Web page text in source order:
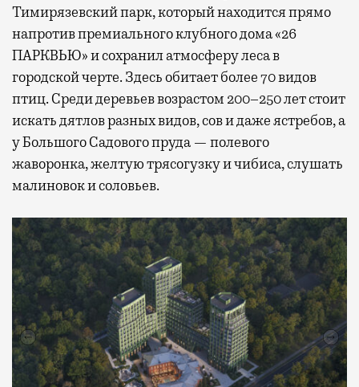
Тимирязевский парк, который находится прямо
напротив премиального клубного дома «26
ПАРКВЬЮ» и сохранил атмосферу леса в
городской черте. Здесь обитает более 70 видов
птиц. Среди деревьев возрастом 200–250 лет стоит
искать дятлов разных видов, сов и даже ястребов, а
у Большого Садового пруда — полевого
жаворонка, желтую трясогузку и чибиса, слушать
малиновок и соловьев.